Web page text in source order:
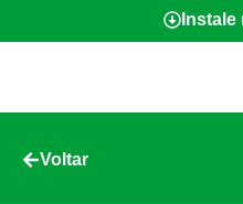
Instale
Voltar